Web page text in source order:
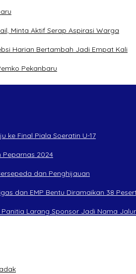
Minta Aktif Serap Aspirasi Warga
Harian Bertambah Jadi Empat Kali
Pekanbaru
ke Final Piala Soeratin U-17
Peparnas 2024
dan Penghijauan
dan EMP Bentu Diramaikan 38
Larang Sponsor Jadi Nama Jalur